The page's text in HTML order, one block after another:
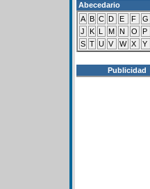
Abecedario
A B C D E F G
J
K L M N O P
S T U V W X Y
Publicidad